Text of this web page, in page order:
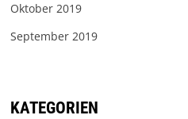
Oktober 2019
September 2019
KATEGORIEN